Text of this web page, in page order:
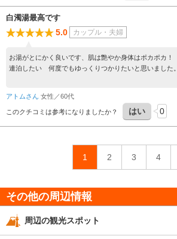
白濁湯最高です
5.0 カップル・夫婦
お湯がとにかく良いです、肌は艶やか身体はポカポカ！
連泊したい 何度でもゆっくりつかりたいと思いました。
アトムさん 女性／60代
このクチコミは参考になりましたか？ はい 0
1 2 3 4
その他の周辺情報
周辺の観光スポット